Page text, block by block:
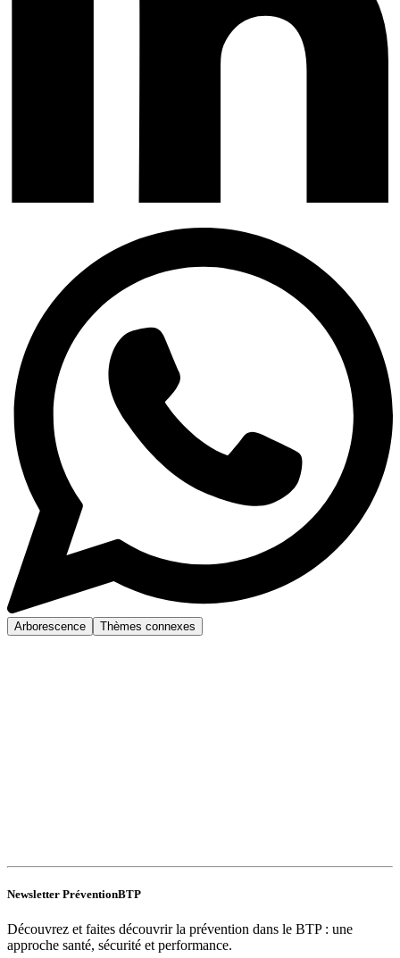
Arborescence Thèmes connexes
Newsletter PréventionBTP
Découvrez et faites découvrir la prévention dans le BTP : une
approche santé, sécurité et performance.